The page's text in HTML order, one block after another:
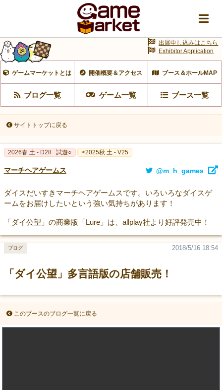
ゲームマーケットとは 開催概要＆アクセス ブース＆ホールMAP
ブログ一覧 ゲーム一覧 ブース一覧
出展申し込みはこちら
Exhibitor Application
サイトトップに戻る
2026春 土 - D28 試遊○ <2025秋 土 - V25
マーチヘアゲームス @m_h_games
ダイスだいすきマーチヘアゲームスです。いろいろなダイスゲ
ームをお届けしたいという強い気持ちがあります！
「ダイ公望」の商業版「Lure」は、allplay社より好評発売中！
「ダイ公望」多言語版の店舗販売！
2018/5/16 18:54
ブログ
このブースのブログ一覧に戻る